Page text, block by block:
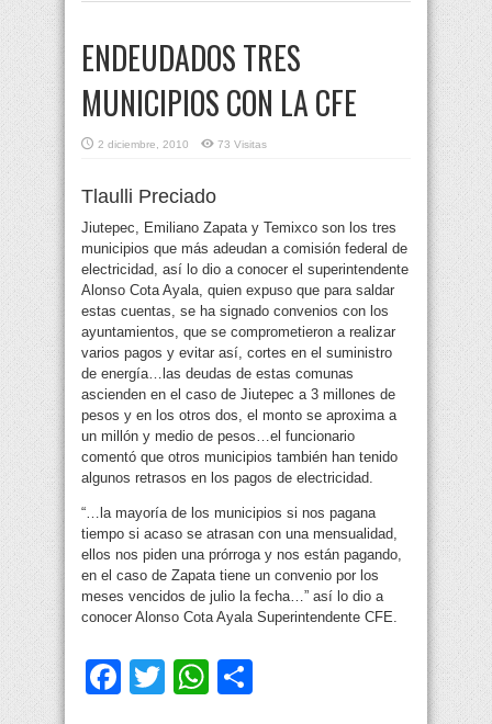
ENDEUDADOS TRES
MUNICIPIOS CON LA CFE
2 diciembre, 2010 73 Visitas
Tlaulli Preciado
Jiutepec, Emiliano Zapata y Temixco son los tres
municipios que más adeudan a comisión federal de
electricidad, así lo dio a conocer el superintendente
Alonso Cota Ayala, quien expuso que para saldar
estas cuentas, se ha signado convenios con los
ayuntamientos, que se comprometieron a realizar
varios pagos y evitar así, cortes en el suministro
de energía…las deudas de estas comunas
ascienden en el caso de Jiutepec a 3 millones de
pesos y en los otros dos, el monto se aproxima a
un millón y medio de pesos…el funcionario
comentó que otros municipios también han tenido
algunos retrasos en los pagos de electricidad.
“…la mayoría de los municipios si nos pagana
tiempo si acaso se atrasan con una mensualidad,
ellos nos piden una prórroga y nos están pagando,
en el caso de Zapata tiene un convenio por los
meses vencidos de julio la fecha…” así lo dio a
conocer Alonso Cota Ayala Superintendente CFE.
Facebook
TwitterWhatsApp